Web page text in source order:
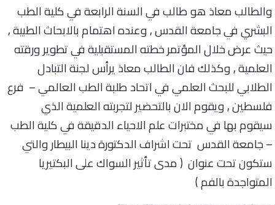
والطالب معاذ هو طالب في السنة الرابعة في كلية الطب
البشري في جامعة القدس , وعنده اهتمام بالابحاث الطبية ,
حيث عرض خلال المؤتمر خطته المستقبلية في تطوير ورقته
العلمية , وكذلك فان الطالب معاذ يرأس لجنة التبادل
الطلابي للبحث العلمي في اتحاد طلبة الطب العالمي – فرع
فلسطين , ويقوم الان بالتحضير لتجربته العلمية الذي
سيقوم بها في مختبرات علم الاحياء الدقيقة في كلية الطب
– جامعة القدس تحت اشراف الدكتورة دينا البيطار والتي
ستكون تحت عنوان ( مدى تأثير السواك على البكتيريا
المتواجدة بالفم )